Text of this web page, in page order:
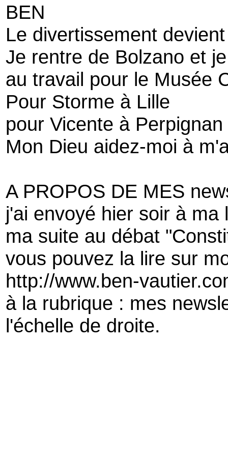
BEN
Le divertissement
Je rentre de Bolzano et
au travail pour le Musée
Pour Storme à Lille
pour Vicente à Perpignan
Mon Dieu aidez-moi à
A PROPOS DE MES
j'ai envoyé hier soir à ma
ma suite au débat
vous pouvez la lire sur
http://www.ben-
à la rubrique : mes
l'échelle de droite.